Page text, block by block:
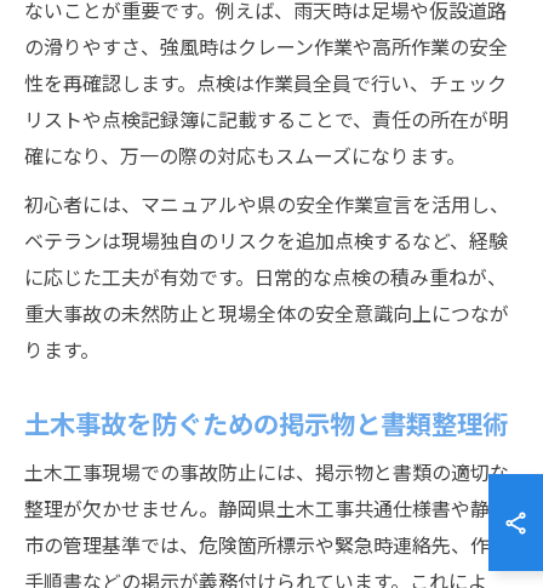
ないことが重要です。例えば、雨天時は足場や仮設道路
の滑りやすさ、強風時はクレーン作業や高所作業の安全
性を再確認します。点検は作業員全員で行い、チェック
リストや点検記録簿に記載することで、責任の所在が明
確になり、万一の際の対応もスムーズになります。
初心者には、マニュアルや県の安全作業宣言を活用し、
ベテランは現場独自のリスクを追加点検するなど、経験
に応じた工夫が有効です。日常的な点検の積み重ねが、
重大事故の未然防止と現場全体の安全意識向上につなが
ります。
土木事故を防ぐための掲示物と書類整理術
土木工事現場での事故防止には、掲示物と書類の適切な
整理が欠かせません。静岡県土木工事共通仕様書や静岡
市の管理基準では、危険箇所標示や緊急時連絡先、作業
手順書などの掲示が義務付けられています。これによ